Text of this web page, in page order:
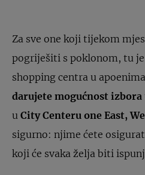
Za sve one koji tijekom
pogriješiti s poklonom, tu je
shopping centra u
darujete mogućnost izbora
u City Centeru one East,
sigurno: njime ćete
koji će svaka želja biti